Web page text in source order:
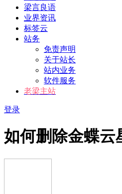
梁言良语
业界资讯
标签云
站务
免责声明
关于站长
站内业务
软件服务
老梁主站
登录
如何删除金蝶云